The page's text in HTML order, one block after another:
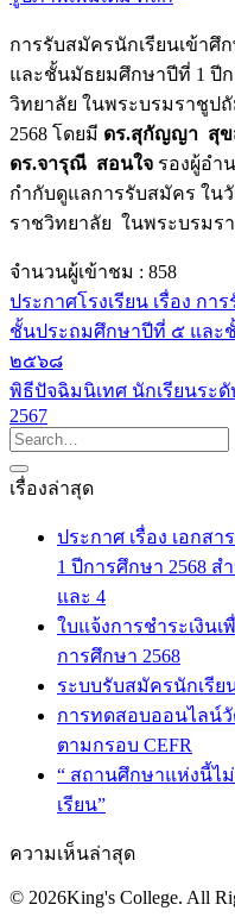
การรับสมัครนักเรียนเข้า
และชั้นมัธยมศึกษาปีที่ 1 ปีก
วิทยาลัย ในพระบรมราชูป
2568 โดยมี ดร.สุกัญญา สุ
ดร.จารุณี สอนใจ รองผู้อำ
กำกับดูแลการรับสมัคร ใน
ราชวิทยาลัย ในพระบรมร
จำนวนผู้เข้าชม : 858
ประกาศโรงเรียน เรื่อง กา
ชั้นประถมศึกษาปีที่ ๕ และ
๒๕๖๘
พิธีปัจฉิมนิเทศ นักเรียนระ
2567
เรื่องล่าสุด
ประกาศ เรื่อง เอกส
1 ปีการศึกษา 2568
และ 4
ใบแจ้งการชำระเงิน
การศึกษา 2568
ระบบรับสมัครนักเรีย
การทดสอบออนไลน์
ตามกรอบ CEFR
“ สถานศึกษาแห่งนี้ไ
เรียน”
ความเห็นล่าสุด
© 2026King's College. All